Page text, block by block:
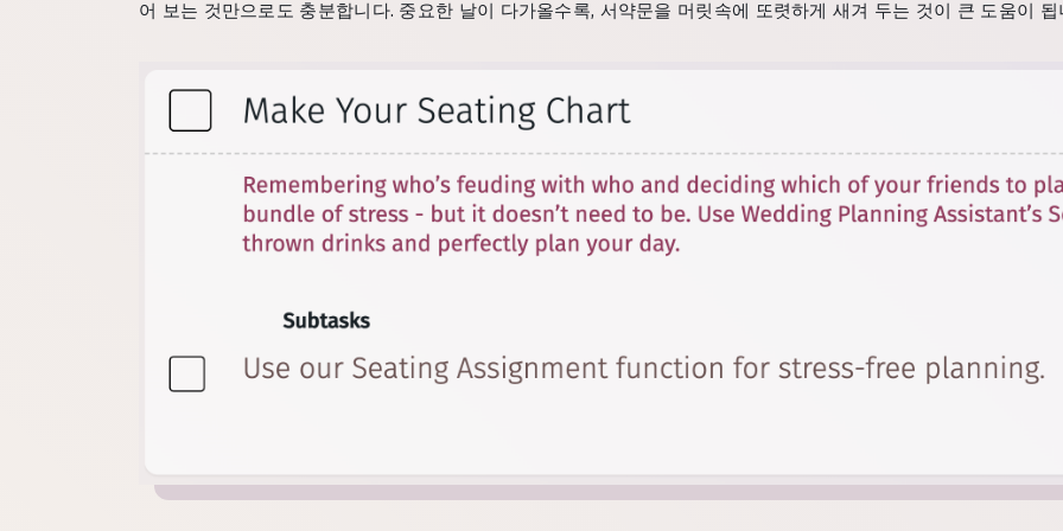
어 보는 것만으로도 충분합니다. 중요한 날이 다가올수록, 서약문을 머릿속에 또렷하게 새겨 두는 것이 큰 도움이 됩